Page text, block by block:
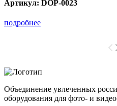
Артикул: DOP-0023
подробнее
Объединение увлеченных
оборудования для фото- и